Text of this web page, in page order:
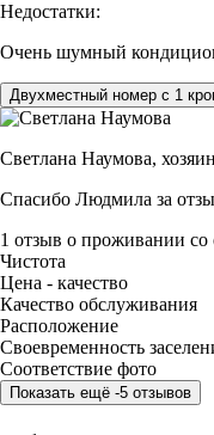
Недостатки:
Очень шумный
Двухместный номер с 1
Светлана Наумова,
Спасибо Людмила за
1 отзыв о проживании со
Чистота
Цена - качество
Качество обслуживания
Расположение
Своевременность
Соответствие фото
Показать ещё -5 отзывов